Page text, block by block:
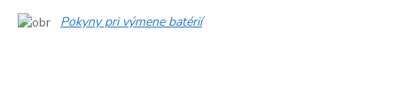
Pokyny pri výmene batérií